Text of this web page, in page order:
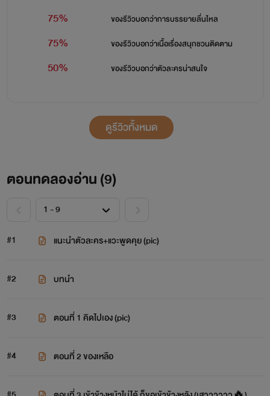
75% ของรีวิวบอกว่าการบรรยายลื่นไหล
75% ของรีวิวบอกว่าเนื้อเรื่องสนุกชวนติดตาม
50% ของรีวิวบอกว่าตัวละครน่าสนใจ
ดูรีวิวทั้งหมด
ตอนทดลองอ่าน (9)
#1 แนะนำตัวละคร+แวะพูดคุย (pic)
#2 บทนำ
#3 ตอนที่ 1 คิดไปเอง (pic)
#4 ตอนที่ 2 ของเหลือ